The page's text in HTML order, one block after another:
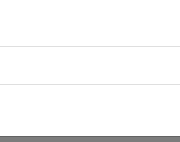
1 2